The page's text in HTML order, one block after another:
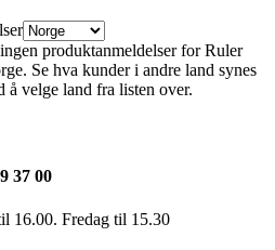
produktanmeldelser for Ruler
Se hva kunder i andre land synes
å velge land fra listen over.
37 00
16.00. Fredag til 15.30